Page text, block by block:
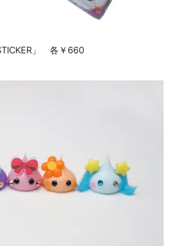
」 各￥660